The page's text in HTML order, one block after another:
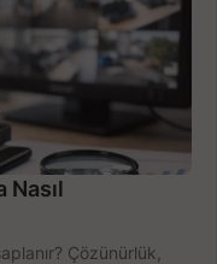
Nasıl
Çözünürlük,